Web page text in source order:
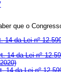
que o
14 da Lei nº
14 da Lei nº
14 da Lei nº